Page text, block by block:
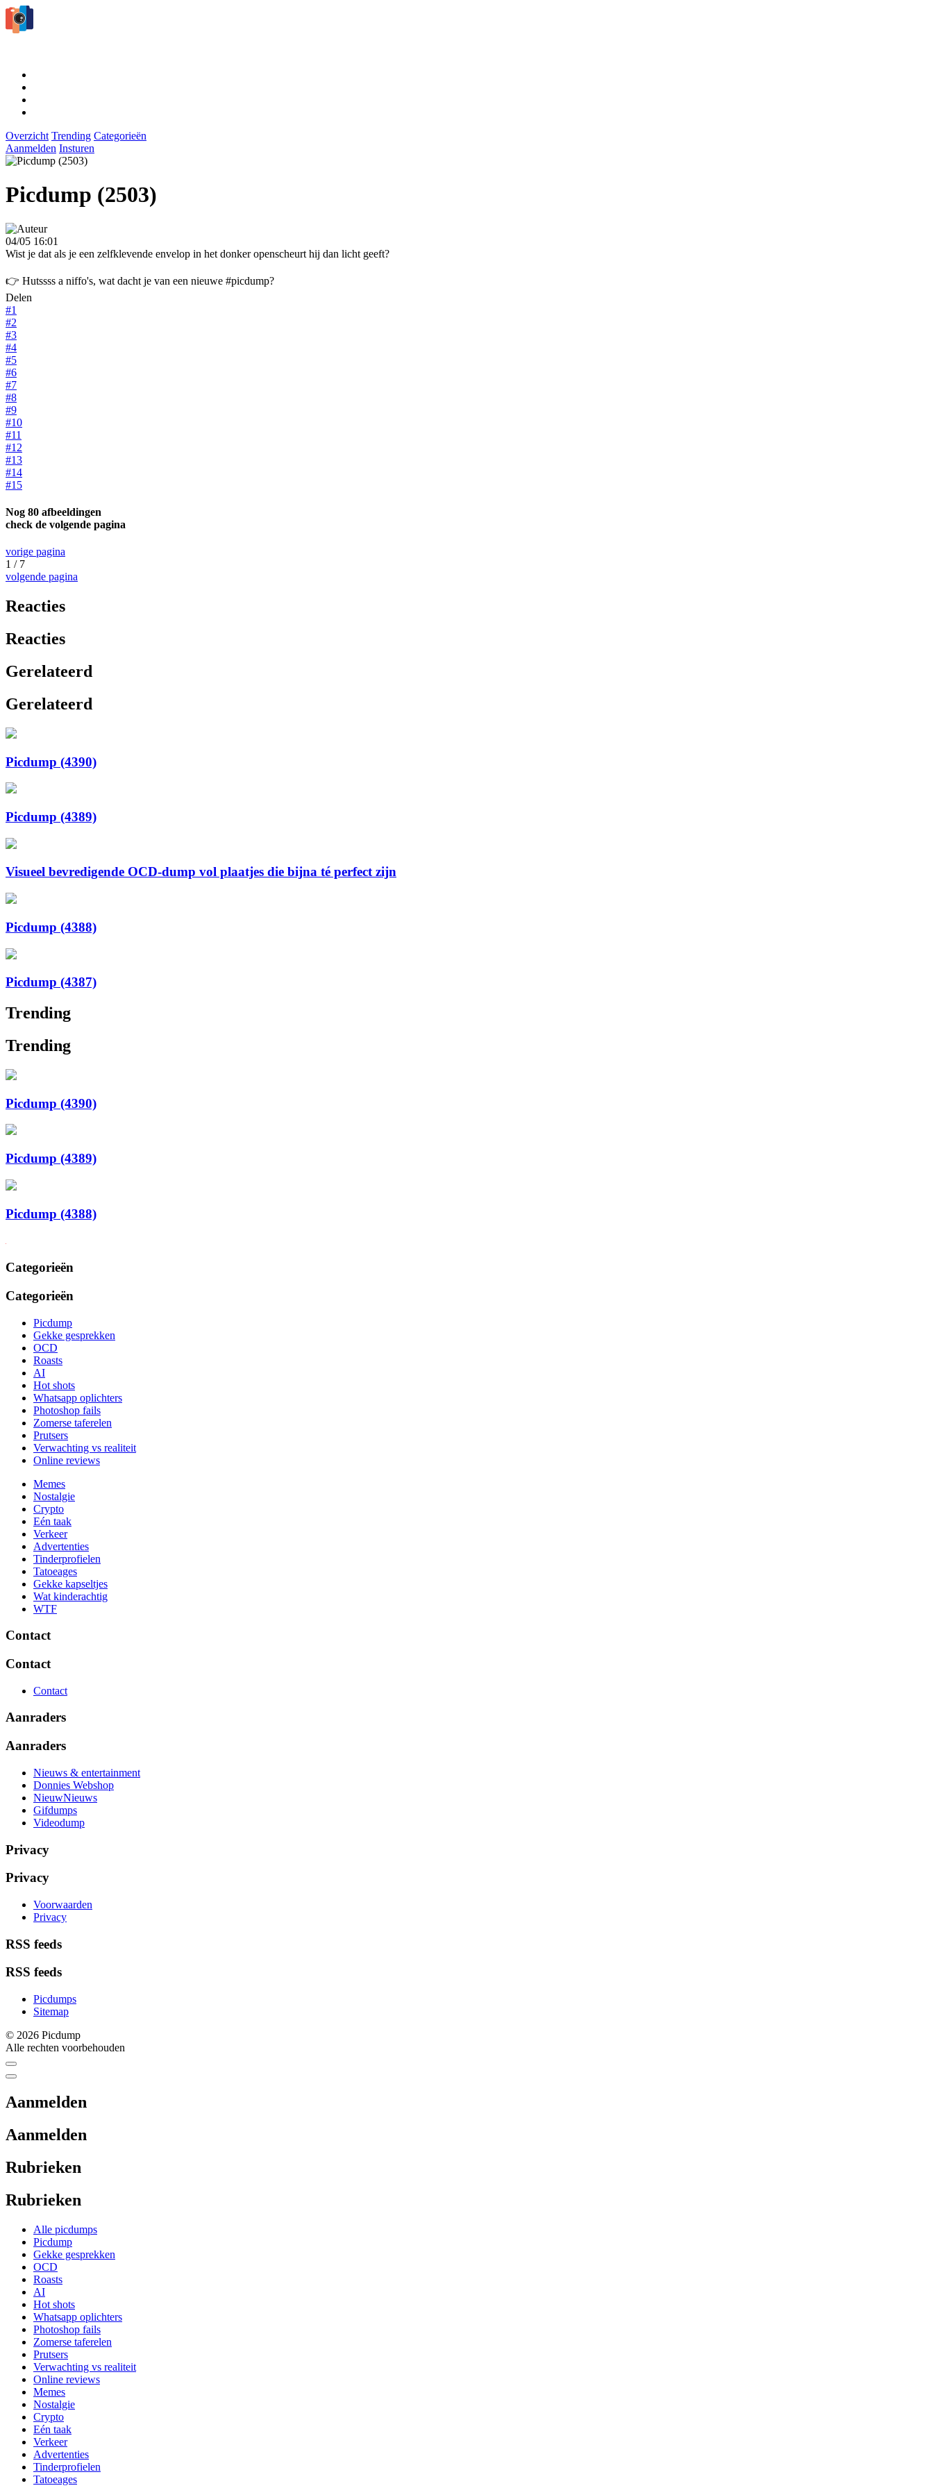
Overzicht Trending Categorieën
Aanmelden Insturen
Picdump (2503)
04/05 16:01
Wist je dat als je een zelfklevende envelop in het donker openscheurt hij dan licht geeft?
👉 Hutssss a niffo's, wat dacht je van een nieuwe #picdump?
Delen
#1
#2
#3
#4
#5
#6
#7
#8
#9
#10
#11
#12
#13
#14
#15
Nog 80 afbeeldingen
check de volgende pagina
vorige pagina
1 / 7
volgende pagina
Reacties
Reacties
Gerelateerd
Gerelateerd
Picdump (4390)
Picdump (4389)
Visueel bevredigende OCD-dump vol plaatjes die bijna té perfect zijn
Picdump (4388)
Picdump (4387)
Trending
Trending
Picdump (4390)
Picdump (4389)
Picdump (4388)
Categorieën
Categorieën
Picdump
Gekke gesprekken
OCD
Roasts
AI
Hot shots
Whatsapp oplichters
Photoshop fails
Zomerse taferelen
Prutsers
Verwachting vs realiteit
Online reviews
Memes
Nostalgie
Crypto
Eén taak
Verkeer
Advertenties
Tinderprofielen
Tatoeages
Gekke kapseltjes
Wat kinderachtig
WTF
Contact
Contact
Contact
Aanraders
Aanraders
Nieuws & entertainment
Donnies Webshop
NieuwNieuws
Gifdumps
Videodump
Privacy
Privacy
Voorwaarden
Privacy
RSS feeds
RSS feeds
Picdumps
Sitemap
© 2026 Picdump
Alle rechten voorbehouden
Aanmelden
Aanmelden
Rubrieken
Rubrieken
Alle picdumps
Picdump
Gekke gesprekken
OCD
Roasts
AI
Hot shots
Whatsapp oplichters
Photoshop fails
Zomerse taferelen
Prutsers
Verwachting vs realiteit
Online reviews
Memes
Nostalgie
Crypto
Eén taak
Verkeer
Advertenties
Tinderprofielen
Tatoeages